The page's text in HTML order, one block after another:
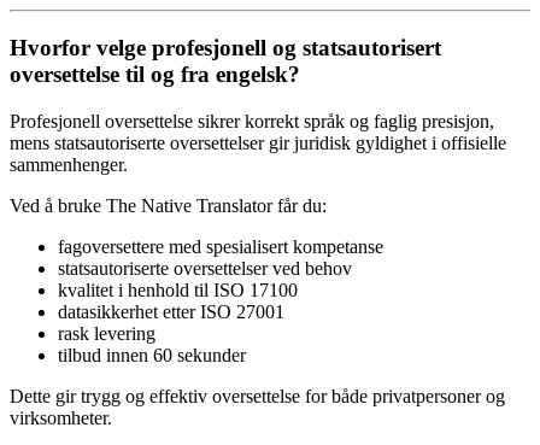
Hvorfor velge profesjonell og statsautorisert
oversettelse til og fra engelsk?
Profesjonell oversettelse sikrer korrekt språk og faglig presisjon,
mens statsautoriserte oversettelser gir juridisk gyldighet i offisielle
sammenhenger.
Ved å bruke The Native Translator får du:
fagoversettere med spesialisert kompetanse
statsautoriserte oversettelser ved behov
kvalitet i henhold til ISO 17100
datasikkerhet etter ISO 27001
rask levering
tilbud innen 60 sekunder
Dette gir trygg og effektiv oversettelse for både privatpersoner og
virksomheter.